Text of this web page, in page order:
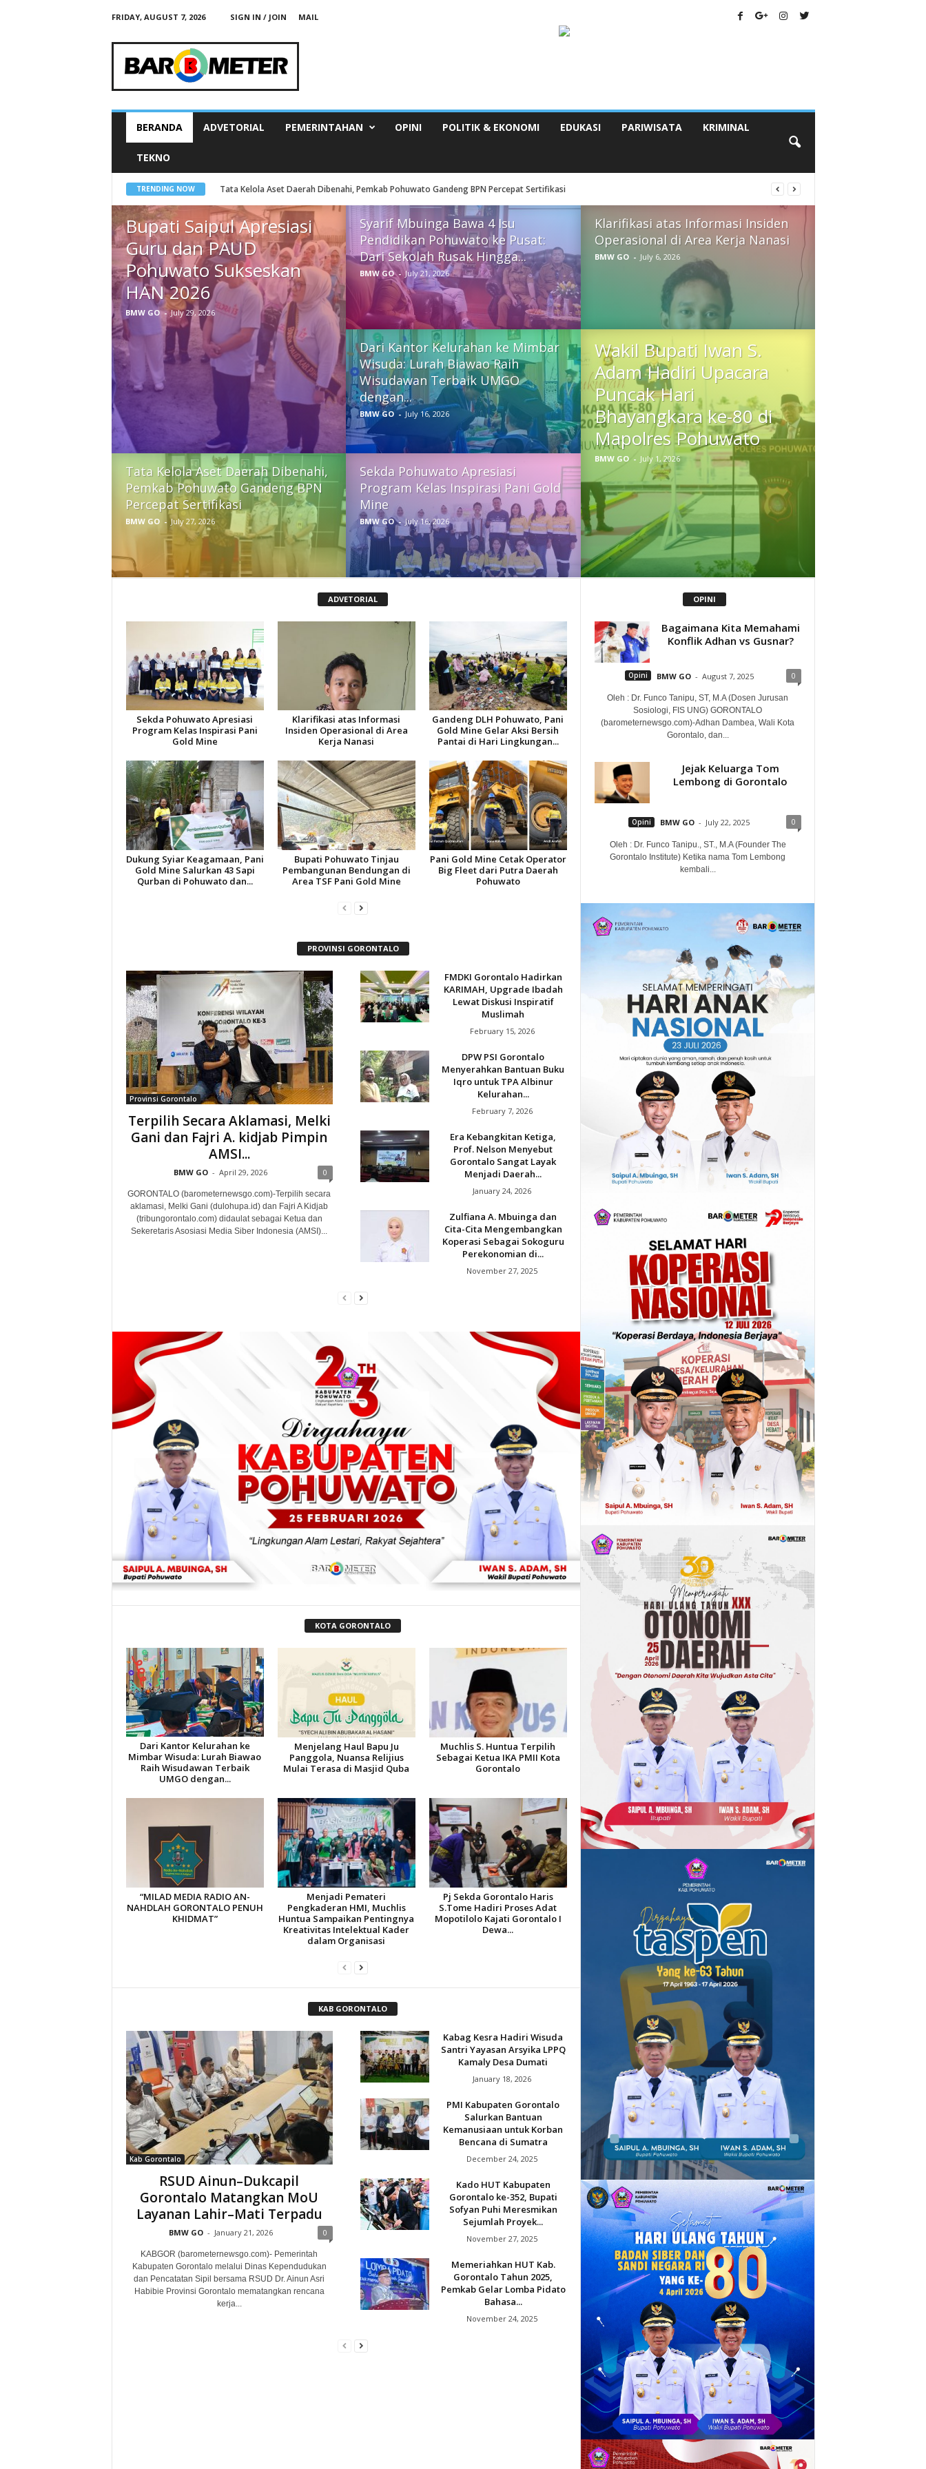
FRIDAY, AUGUST 7, 2026 SIGN IN / JOIN
MAIL
R
E
N
BERANDA ADVETORIAL PEMERINTAHAN OPINI POLITIK & EKONOMI EDUKASI PARIWISATA KRIMINAL
TEKNO
TRENDING NOW Tata Kelola Aset Daerah Dibenahi, Pemkab Pohuwato Gandeng BPN Percepat Sertifikasi
Bupati Saipul Apresiasi
Guru dan PAUD
Pohuwato Sukseskan
HAN 2026
BMW GO - July 29, 2026
Tata Kelola Aset Daerah Dibenahi,
Pemkab Pohuwato Gandeng BPN
Percepat Sertifikasi
BMW GO - July 27, 2026
Syarif Mbuinga Bawa 4 Isu
Pendidikan Pohuwato ke Pusat:
Dari Sekolah Rusak Hingga...
BMW GO - July 21, 2026
Dari Kantor Kelurahan ke Mimbar
Wisuda: Lurah Biawao Raih
Wisudawan Terbaik UMGO
dengan...
BMW GO - July 16, 2026
Sekda Pohuwato Apresiasi
Program Kelas Inspirasi Pani Gold
Mine
BMW GO - July 16, 2026
Klarifikasi atas Informasi Insiden
Operasional di Area Kerja Nanasi
BMW GO - July 6, 2026
Wakil Bupati Iwan S.
Adam Hadiri Upacara
Puncak Hari
Bhayangkara ke-80 di
Mapolres Pohuwato
BMW GO - July 1, 2026
ADVETORIAL
Sekda Pohuwato Apresiasi
Program Kelas Inspirasi Pani
Gold Mine
Klarifikasi atas Informasi
Insiden Operasional di Area
Kerja Nanasi
Gandeng DLH Pohuwato, Pani
Gold Mine Gelar Aksi Bersih
Pantai di Hari Lingkungan...
Dukung Syiar Keagamaan, Pani
Gold Mine Salurkan 43 Sapi
Qurban di Pohuwato dan...
Bupati Pohuwato Tinjau
Pembangunan Bendungan di
Area TSF Pani Gold Mine
Pani Gold Mine Cetak Operator
Big Fleet dari Putra Daerah
Pohuwato
PROVINSI GORONTALO
Provinsi Gorontalo
Terpilih Secara Aklamasi, Melki
Gani dan Fajri A. kidjab Pimpin
AMSI...
BMW GO - April 29, 2026 0
GORONTALO (barometernewsgo.com)-Terpilih secara
aklamasi, Melki Gani (dulohupa.id) dan Fajri A Kidjab
(tribungorontalo.com) didaulat sebagai Ketua dan
Sekeretaris Asosiasi Media Siber Indonesia (AMSI)...
FMDKI Gorontalo Hadirkan
KARIMAH, Upgrade Ibadah
Lewat Diskusi Inspiratif
Muslimah
February 15, 2026
DPW PSI Gorontalo
Menyerahkan Bantuan Buku
Iqro untuk TPA Albinur
Kelurahan...
February 7, 2026
Era Kebangkitan Ketiga,
Prof. Nelson Menyebut
Gorontalo Sangat Layak
Menjadi Daerah...
January 24, 2026
Zulfiana A. Mbuinga dan
Cita-Cita Mengembangkan
Koperasi Sebagai Sokoguru
Perekonomian di...
November 27, 2025
KOTA GORONTALO
Dari Kantor Kelurahan ke
Mimbar Wisuda: Lurah Biawao
Raih Wisudawan Terbaik
UMGO dengan...
Menjelang Haul Bapu Ju
Panggola, Nuansa Relijius
Mulai Terasa di Masjid Quba
Muchlis S. Huntua Terpilih
Sebagai Ketua IKA PMII Kota
Gorontalo
“MILAD MEDIA RADIO AN-
NAHDLAH GORONTALO PENUH
KHIDMAT”
Menjadi Pemateri
Pengkaderan HMI, Muchlis
Huntua Sampaikan Pentingnya
Kreativitas Intelektual Kader
dalam Organisasi
Pj Sekda Gorontalo Haris
S.Tome Hadiri Proses Adat
Mopotilolo Kajati Gorontalo I
Dewa...
KAB GORONTALO
Kab Gorontalo
RSUD Ainun–Dukcapil
Gorontalo Matangkan MoU
Layanan Lahir–Mati Terpadu
BMW GO - January 21, 2026 0
KABGOR (barometernewsgo.com)- Pemerintah
Kabupaten Gorontalo melalui Dinas Kependudukan
dan Pencatatan Sipil bersama RSUD Dr. Ainun Asri
Habibie Provinsi Gorontalo mematangkan rencana
kerja...
Kabag Kesra Hadiri Wisuda
Santri Yayasan Arsyika LPPQ
Kamaly Desa Dumati
January 18, 2026
PMI Kabupaten Gorontalo
Salurkan Bantuan
Kemanusiaan untuk Korban
Bencana di Sumatra
December 24, 2025
Kado HUT Kabupaten
Gorontalo ke-352, Bupati
Sofyan Puhi Meresmikan
Sejumlah Proyek...
November 27, 2025
Memeriahkan HUT Kab.
Gorontalo Tahun 2025,
Pemkab Gelar Lomba Pidato
Bahasa...
November 24, 2025
OPINI
Bagaimana Kita Memahami
Konflik Adhan vs Gusnar?
Opini BMW GO - August 7, 2025 0
Oleh : Dr. Funco Tanipu, ST, M.A (Dosen Jurusan
Sosiologi, FIS UNG) GORONTALO
(barometernewsgo.com)-Adhan Dambea, Wali Kota
Gorontalo, dan...
Jejak Keluarga Tom
Lembong di Gorontalo
Opini BMW GO - July 22, 2025 0
Oleh : Dr. Funco Tanipu., ST., M.A (Founder The
Gorontalo Institute) Ketika nama Tom Lembong
kembali...